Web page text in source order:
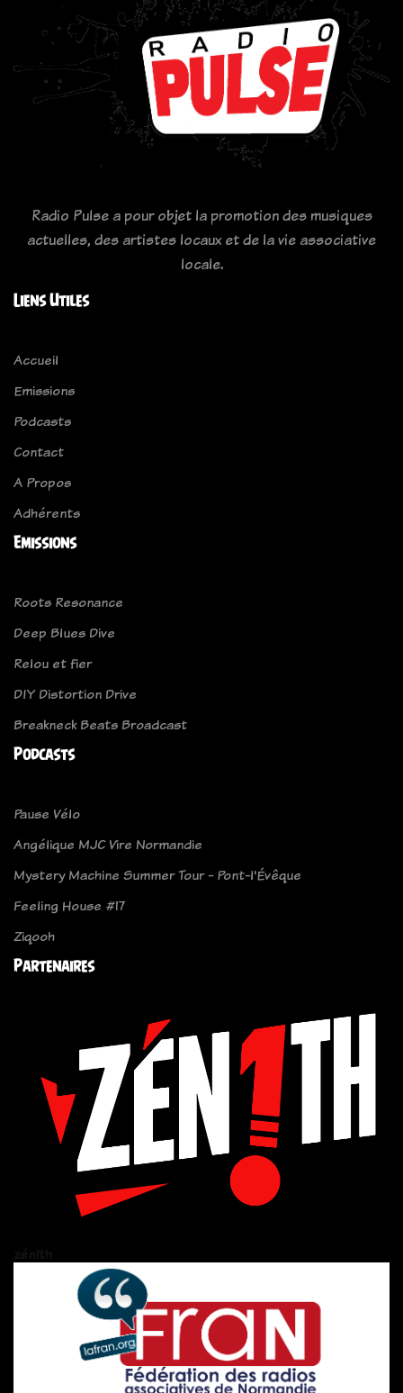
Radio Pulse a pour objet la promotion des musiques
actuelles, des artistes locaux et de la vie associative
locale.
Liens Utiles
Accueil
Emissions
Podcasts
Contact
A Propos
Adhérents
Emissions
Roots Resonance
Deep Blues Dive
Relou et fier
DIY Distortion Drive
Breakneck Beats Broadcast
Podcasts
Pause Vélo
Angélique MJC Vire Normandie
Mystery Machine Summer Tour - Pont-l'Évêque
Feeling House #17
Ziqooh
Partenaires